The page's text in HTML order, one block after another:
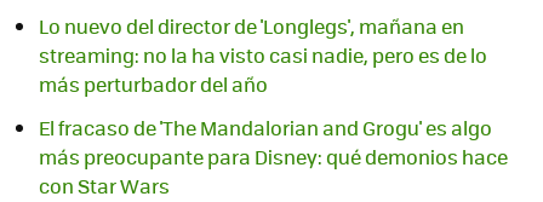
Lo nuevo del director de 'Longlegs', mañana en
streaming: no la ha visto casi nadie, pero es de lo
más perturbador del año
El fracaso de 'The Mandalorian and Grogu' es algo
más preocupante para Disney: qué demonios hace
con Star Wars